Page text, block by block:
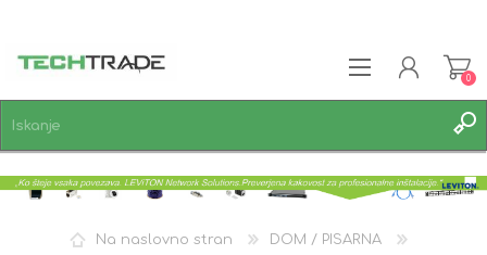
PRIJAVA
0
Na naslovno stran
DOM / PISARNA